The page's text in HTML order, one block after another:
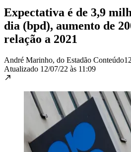
Expectativa é de 3,9
dia (bpd), aumento de
relação a 2021
André Marinho, do Estadão Conteúdo
Atualizado 12/07/22 às 11:09